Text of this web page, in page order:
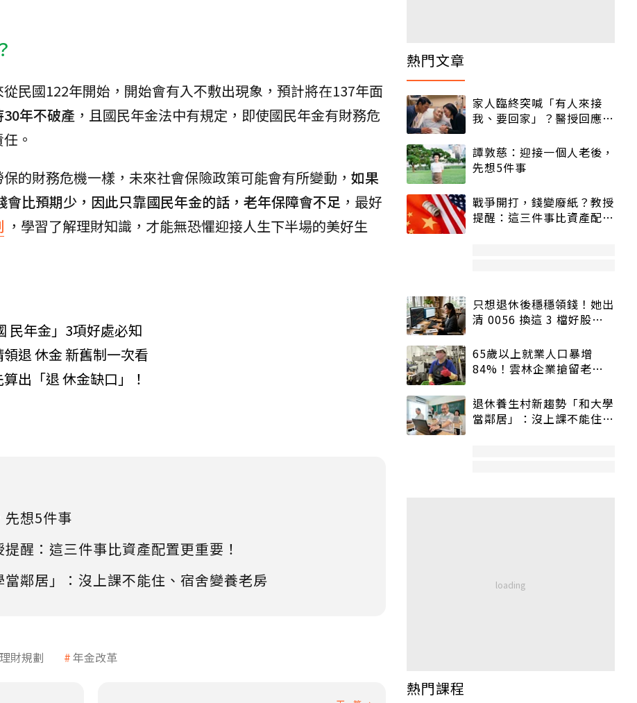
民國122年開始，開始會有入不敷出現象，預計將在137年面
年不破產 ，且國民年金法中有規定，即使國民年金有財務危
。
的財務危機一樣，未來社會保險政策可能會有所變動， 如果
會比預期少，因此只靠國民年金的話，老年保障會不足 ，最好
，學習了解理財知識，才能無恐懼迎接人生下半場的美好生
民年金」3項好處必知
退 休金 新舊制一次看
出「退 休金缺口」！
先想5件事
醒：這三件事比資產配置更重要！
鄰居」：沒上課不能住、宿舍變養老房
理財規劃 年金改革
熱門文章
家人臨終突喊「有人來接
我、要回家」？醫授回應方
譚敦慈：迎接一個人老後，
先想5件事
戰爭開打，錢變廢紙？教授
提醒：這三件事比資產配置
只想退休後穩穩領錢！她出
清 0056 換這 3 檔好股：
65歲以上就業人口暴增
84%！雲林企業搶留老員
退休養生村新趨勢「和大學
當鄰居」：沒上課不能住、
熱門課程